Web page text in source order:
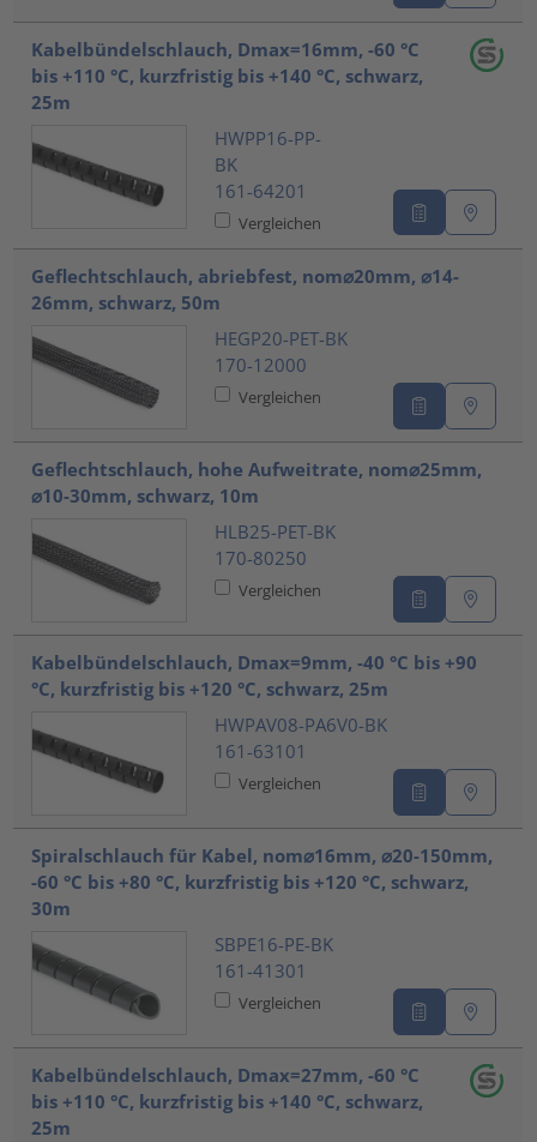
Kabelbündelschlauch, Dmax=16mm, -60 °C
bis +110 °C, kurzfristig bis +140 °C, schwarz,
25m
HWPP16-PP-
BK
161-64201
Vergleichen
Geflechtschlauch, abriebfest, nom⌀20mm, ⌀14-
26mm, schwarz, 50m
HEGP20-PET-BK
170-12000
Vergleichen
Geflechtschlauch, hohe Aufweitrate, nom⌀25mm,
⌀10-30mm, schwarz, 10m
HLB25-PET-BK
170-80250
Vergleichen
Kabelbündelschlauch, Dmax=9mm, -40 °C bis +90
°C, kurzfristig bis +120 °C, schwarz, 25m
HWPAV08-PA6V0-BK
161-63101
Vergleichen
Spiralschlauch für Kabel, nom⌀16mm, ⌀20-150mm,
-60 °C bis +80 °C, kurzfristig bis +120 °C, schwarz,
30m
SBPE16-PE-BK
161-41301
Vergleichen
Kabelbündelschlauch, Dmax=27mm, -60 °C
bis +110 °C, kurzfristig bis +140 °C, schwarz,
25m